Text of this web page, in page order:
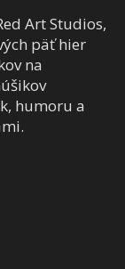
Art Studios,
päť hier
na
humoru a